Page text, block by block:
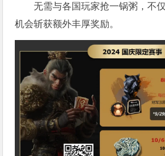
无需与各国玩家抢一锅粥，不
机会斩获额外丰厚奖励。